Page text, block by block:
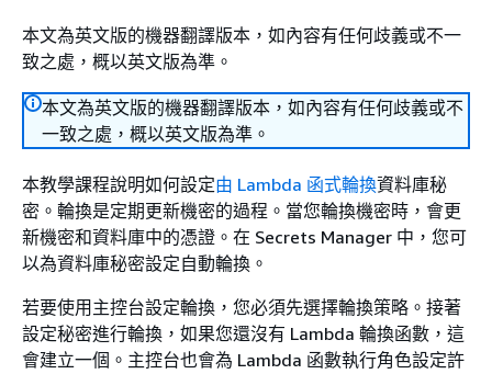
本文為英文版的機器翻譯版本，如內容有任何歧義或不一
致之處，概以英文版為準。
本文為英文版的機器翻譯版本，如內容有任何歧義或不
一致之處，概以英文版為準。
本教學課程說明如何設定由 Lambda 函式輪換資料庫秘
密。輪換是定期更新機密的過程。當您輪換機密時，會更
新機密和資料庫中的憑證。在 Secrets Manager 中，您可
以為資料庫秘密設定自動輪換。
若要使用主控台設定輪換，您必須先選擇輪換策略。接著
設定秘密進行輪換，如果您還沒有 Lambda 輪換函數，這
會建立一個。主控台也會為 Lambda 函數執行角色設定許